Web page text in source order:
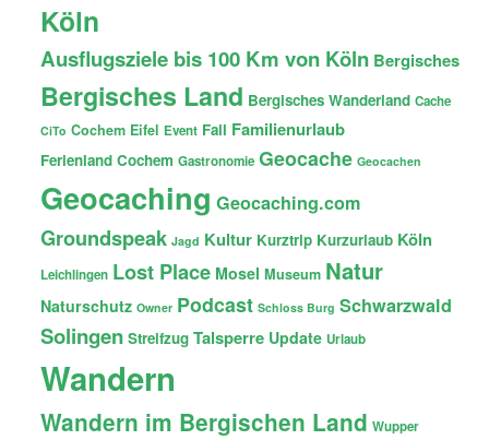
Köln
Ausflugsziele bis 100 Km von Köln Bergisches
Bergisches Land Bergisches Wanderland Cache
CiTo Cochem Eifel Event Fail Familienurlaub
Ferienland Cochem Gastronomie Geocache Geocachen
Geocaching Geocaching.com
Groundspeak Jagd Kultur Kurztrip Kurzurlaub Köln
Leichlingen Lost Place Mosel Museum Natur
Naturschutz Owner Podcast Schloss Burg Schwarzwald
Solingen Streifzug Talsperre Update Urlaub
Wandern
Wandern im Bergischen Land Wupper